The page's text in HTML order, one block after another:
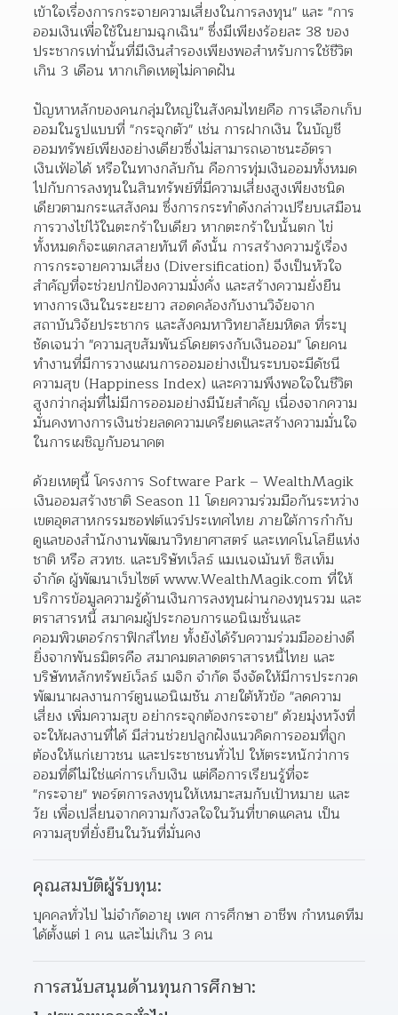
เข้าใจเรื่องการกระจายความเสี่ยงในการลงทุน" และ "การ
ออมเงินเพื่อใช้ในยามฉุกเฉิน" ซึ่งมีเพียงร้อยละ 38 ของ
ประชากรเท่านั้นที่มีเงินสำรองเพียงพอสำหรับการใช้ชีวิต
เกิน 3 เดือน หากเกิดเหตุไม่คาดฝัน
ปัญหาหลักของคนกลุ่มใหญ่ในสังคมไทยคือ การเลือกเก็บ
ออมในรูปแบบที่ "กระจุกตัว" เช่น การฝากเงิน ในบัญชี
ออมทรัพย์เพียงอย่างเดียวซึ่งไม่สามารถเอาชนะอัตรา
เงินเฟ้อได้ หรือในทางกลับกัน คือการทุ่มเงินออมทั้งหมด
ไปกับการลงทุนในสินทรัพย์ที่มีความเสี่ยงสูงเพียงชนิด
เดียวตามกระแสสังคม ซึ่งการกระทำดังกล่าวเปรียบเสมือน
การวางไข่ไว้ในตะกร้าใบเดียว หากตะกร้าใบนั้นตก ไข่
ทั้งหมดก็จะแตกสลายทันที ดังนั้น การสร้างความรู้เรื่อง
การกระจายความเสี่ยง (Diversification) จึงเป็นหัวใจ
สำคัญที่จะช่วยปกป้องความมั่งคั่ง และสร้างความยั่งยืน
ทางการเงินในระยะยาว สอดคล้องกับงานวิจัยจาก
สถาบันวิจัยประชากร และสังคมหาวิทยาลัยมหิดล ที่ระบุ
ชัดเจนว่า "ความสุขสัมพันธ์โดยตรงกับเงินออม" โดยคน
ทำงานที่มีการวางแผนการออมอย่างเป็นระบบจะมีดัชนี
ความสุข (Happiness Index) และความพึงพอใจในชีวิต
สูงกว่ากลุ่มที่ไม่มีการออมอย่างมีนัยสำคัญ เนื่องจากความ
มั่นคงทางการเงินช่วยลดความเครียดและสร้างความมั่นใจ
ในการเผชิญกับอนาคต
ด้วยเหตุนี้ โครงการ Software Park – WealthMagik
เงินออมสร้างชาติ Season 11 โดยความร่วมมือกันระหว่าง
เขตอุตสาหกรรมซอฟต์แวร์ประเทศไทย ภายใต้การกำกับ
ดูแลของสำนักงานพัฒนาวิทยาศาสตร์ และเทคโนโลยีแห่ง
ชาติ หรือ สวทช. และบริษัทเว็ลธ์ แมเนจเม้นท์ ซิสเท็ม
จำกัด ผู้พัฒนาเว็บไซต์ www.WealthMagik.com ที่ให้
บริการข้อมูลความรู้ด้านเงินการลงทุนผ่านกองทุนรวม และ
ตราสารหนี้ สมาคมผู้ประกอบการแอนิเมชั่นและ
คอมพิวเตอร์กราฟิกส์ไทย ทั้งยังได้รับความร่วมมืออย่างดี
ยิ่งจากพันธมิตรคือ สมาคมตลาดตราสารหนี้ไทย และ
บริษัทหลักทรัพย์เว็ลธ์ เมจิก จำกัด จึงจัดให้มีการประกวด
พัฒนาผลงานการ์ตูนแอนิเมชัน ภายใต้หัวข้อ "ลดความ
เสี่ยง เพิ่มความสุข อย่ากระจุกต้องกระจาย" ด้วยมุ่งหวังที่
จะให้ผลงานที่ได้ มีส่วนช่วยปลูกฝังแนวคิดการออมที่ถูก
ต้องให้แก่เยาวชน และประชาชนทั่วไป ให้ตระหนักว่าการ
ออมที่ดีไม่ใช่แค่การเก็บเงิน แต่คือการเรียนรู้ที่จะ
"กระจาย" พอร์ตการลงทุนให้เหมาะสมกับเป้าหมาย และ
วัย เพื่อเปลี่ยนจากความกังวลใจในวันที่ขาดแคลน เป็น
ความสุขที่ยั่งยืนในวันที่มั่นคง
คุณสมบัติผู้รับทุน:
บุคคลทั่วไป ไม่จำกัดอายุ เพศ การศึกษา อาชีพ กำหนดทีม
ได้ตั้งแต่ 1 คน และไม่เกิน 3 คน
การสนับสนุนด้านทุนการศึกษา: